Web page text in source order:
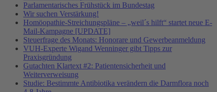
Parlamentarisches Frühstück im Bundestag
Wir suchen Verstärkung!
Homöopathie-Streichungspläne – „weil´s hilft“ startet neue E-
Mail-Kampagne [UPDATE]
Steuerfrage des Monats: Honorare und Gewerbeanmeldung
VUH-Experte Wigand Wenninger gibt Tipps zur
Praxisgründung
Gutachten Klartext #2: Patientensicherheit und
Weiterverweisung
Studie: Bestimmte Antibiotika verändern die Darmflora noch